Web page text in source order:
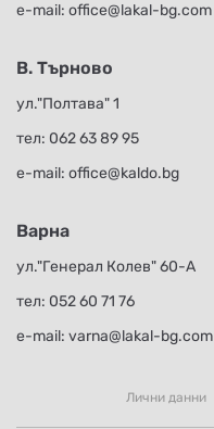
е-mail: office@lakal-bg.com
В. Търново
ул."Полтава" 1
тел: 062 63 89 95
е-mail: office@kaldo.bg
Варна
ул."Генерал Колев" 60-А
тел: 052 60 71 76
е-mail: varna@lakal-bg.com
Лични данни